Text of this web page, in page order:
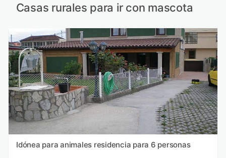
Casas rurales para ir con mascota
Idónea para animales residencia para 6 personas